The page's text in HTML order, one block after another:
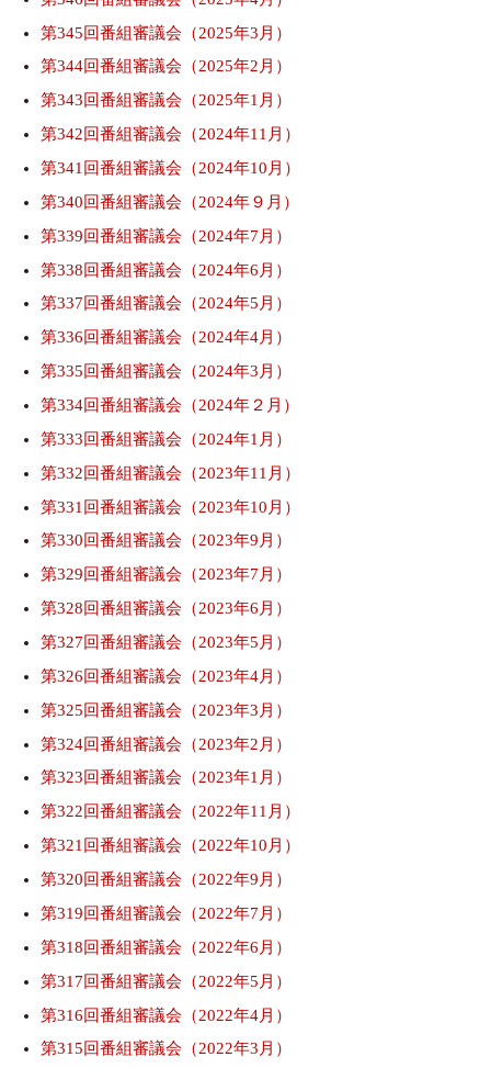
第345回番組審議会（2025年3月）
第344回番組審議会（2025年2月）
第343回番組審議会（2025年1月）
第342回番組審議会（2024年11月）
第341回番組審議会（2024年10月）
第340回番組審議会（2024年９月）
第339回番組審議会（2024年7月）
第338回番組審議会（2024年6月）
第337回番組審議会（2024年5月）
第336回番組審議会（2024年4月）
第335回番組審議会（2024年3月）
第334回番組審議会（2024年２月）
第333回番組審議会（2024年1月）
第332回番組審議会（2023年11月）
第331回番組審議会（2023年10月）
第330回番組審議会（2023年9月）
第329回番組審議会（2023年7月）
第328回番組審議会（2023年6月）
第327回番組審議会（2023年5月）
第326回番組審議会（2023年4月）
第325回番組審議会（2023年3月）
第324回番組審議会（2023年2月）
第323回番組審議会（2023年1月）
第322回番組審議会（2022年11月）
第321回番組審議会（2022年10月）
第320回番組審議会（2022年9月）
第319回番組審議会（2022年7月）
第318回番組審議会（2022年6月）
第317回番組審議会（2022年5月）
第316回番組審議会（2022年4月）
第315回番組審議会（2022年3月）